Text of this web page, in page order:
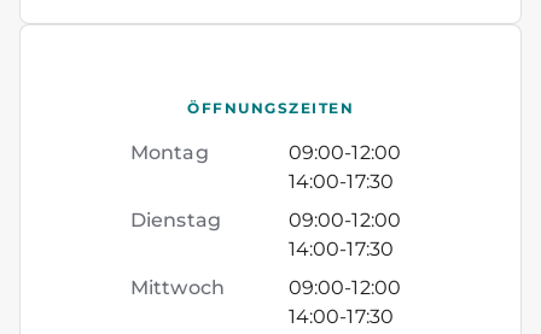
ÖFFNUNGSZEITEN
Montag 09:00-12:00
14:00-17:30
Dienstag
09:00-12:00
14:00-17:30
Mittwoch
09:00-12:00
14:00-17:30